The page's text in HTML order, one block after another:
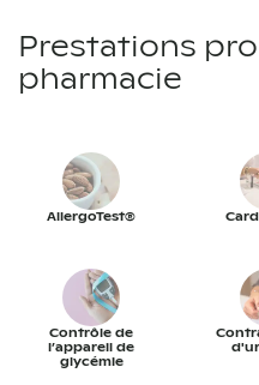
Prestations
pharmacie
AllergoTest®
Contrôle de
l’appareil de
glycémie